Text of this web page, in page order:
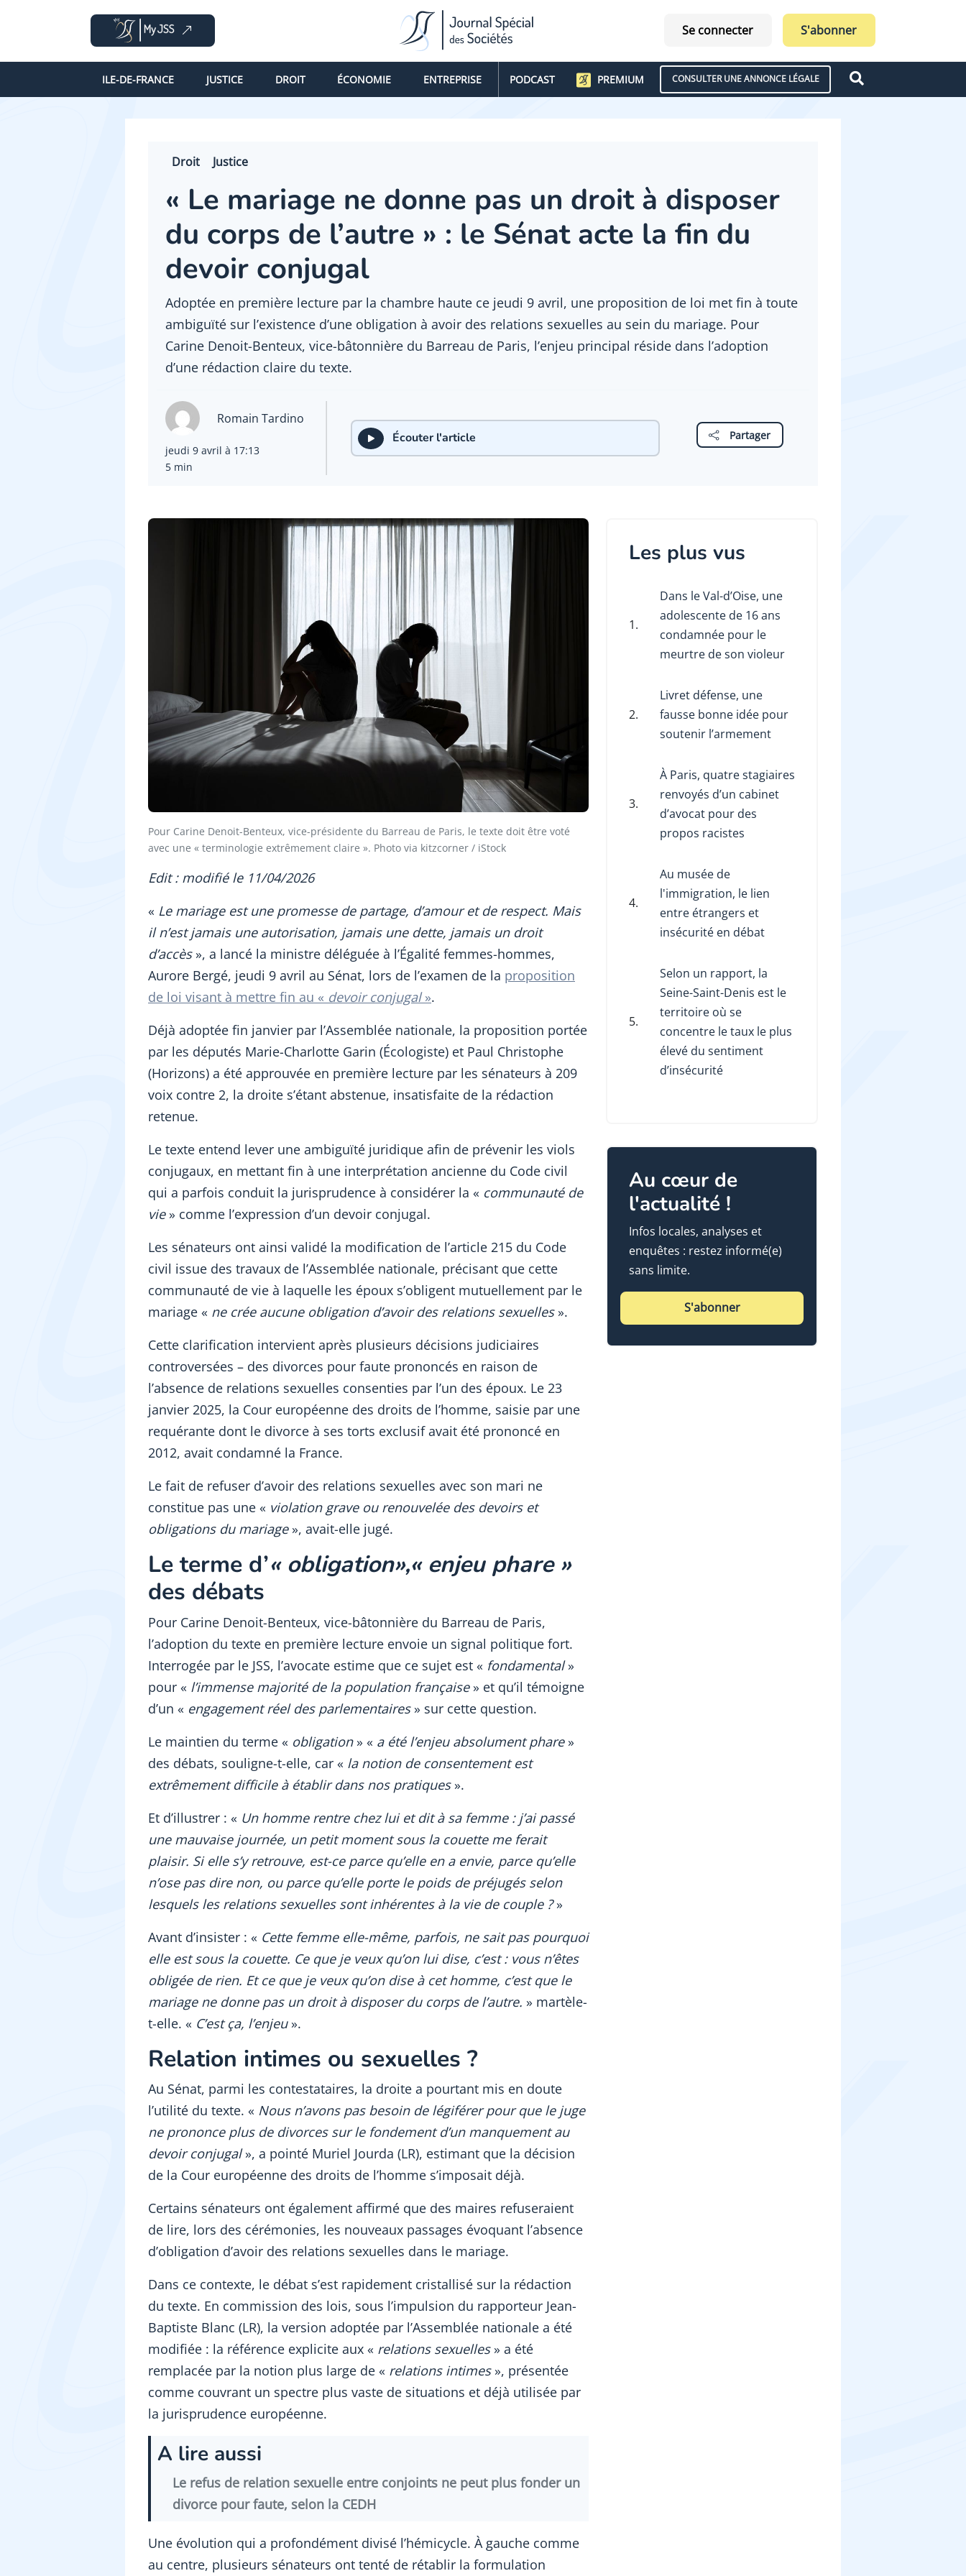
Se connecter S'abonner
ILE-DE-FRANCE JUSTICE DROIT ÉCONOMIE ENTREPRISE PODCAST PREMIUM CONSULTER UNE ANNONCE LÉGALE
Droit Justice
« Le mariage ne donne pas un droit à disposer
du corps de l’autre » : le Sénat acte la fin du
devoir conjugal
Adoptée en première lecture par la chambre haute ce jeudi 9 avril, une proposition de loi met fin à toute
ambiguïté sur l’existence d’une obligation à avoir des relations sexuelles au sein du mariage. Pour
Carine Denoit-Benteux, vice-bâtonnière du Barreau de Paris, l’enjeu principal réside dans l’adoption
d’une rédaction claire du texte.
Romain Tardino
jeudi 9 avril à 17:13
5 min
Écouter l'article Partager
Pour Carine Denoit-Benteux, vice-présidente du Barreau de Paris, le texte doit être voté
avec une « terminologie extrêmement claire ». Photo via kitzcorner / iStock
Edit : modifié le 11/04/2026
« Le mariage est une promesse de partage, d’amour et de respect. Mais
il n’est jamais une autorisation, jamais une dette, jamais un droit
d’accès », a lancé la ministre déléguée à l’Égalité femmes-hommes,
Aurore Bergé, jeudi 9 avril au Sénat, lors de l’examen de la proposition
de loi visant à mettre fin au « devoir conjugal».
Déjà adoptée fin janvier par l’Assemblée nationale, la proposition portée
par les députés Marie-Charlotte Garin (Écologiste) et Paul Christophe
(Horizons) a été approuvée en première lecture par les sénateurs à 209
voix contre 2, la droite s’étant abstenue, insatisfaite de la rédaction
retenue.
Le texte entend lever une ambiguïté juridique afin de prévenir les viols
conjugaux, en mettant fin à une interprétation ancienne du Code civil
qui a parfois conduit la jurisprudence à considérer la « communauté de
vie » comme l’expression d’un devoir conjugal.
Les sénateurs ont ainsi validé la modification de l’article 215 du Code
civil issue des travaux de l’Assemblée nationale, précisant que cette
communauté de vie à laquelle les époux s’obligent mutuellement par le
mariage « ne crée aucune obligation d’avoir des relations sexuelles».
Cette clarification intervient après plusieurs décisions judiciaires
controversées – des divorces pour faute prononcés en raison de
l’absence de relations sexuelles consenties par l’un des époux. Le 23
janvier 2025, la Cour européenne des droits de l’homme, saisie par une
requérante dont le divorce à ses torts exclusif avait été prononcé en
2012, avait condamné la France.
Le fait de refuser d’avoir des relations sexuelles avec son mari ne
constitue pas une « violation grave ou renouvelée des devoirs et
obligations du mariage», avait-elle jugé.
Le terme d’« obligation»,« enjeu phare »
des débats
Pour Carine Denoit-Benteux, vice-bâtonnière du Barreau de Paris,
l’adoption du texte en première lecture envoie un signal politique fort.
Interrogée par le JSS, l’avocate estime que ce sujet est « fondamental»
pour « l’immense majorité de la population française » et qu’il témoigne
d’un « engagement réel des parlementaires » sur cette question.
Le maintien du terme « obligation » « a été l’enjeu absolument phare »
des débats, souligne-t-elle, car « la notion de consentement est
extrêmement difficile à établir dans nos pratiques».
Et d’illustrer : « Un homme rentre chez lui et dit à sa femme : j’ai passé
une mauvaise journée, un petit moment sous la couette me ferait
plaisir. Si elle s’y retrouve, est-ce parce qu’elle en a envie, parce qu’elle
n’ose pas dire non, ou parce qu’elle porte le poids de préjugés selon
lesquels les relations sexuelles sont inhérentes à la vie de couple ?»
Avant d’insister : « Cette femme elle-même, parfois, ne sait pas pourquoi
elle est sous la couette. Ce que je veux qu’on lui dise, c’est : vous n’êtes
obligée de rien. Et ce que je veux qu’on dise à cet homme, c’est que le
mariage ne donne pas un droit à disposer du corps de l’autre. » martèle-
t-elle. « C’est ça, l’enjeu».
Relation intimes ou sexuelles ?
Au Sénat, parmi les contestataires, la droite a pourtant mis en doute
l’utilité du texte. « Nous n’avons pas besoin de légiférer pour que le juge
ne prononce plus de divorces sur le fondement d’un manquement au
devoir conjugal», a pointé Muriel Jourda (LR), estimant que la décision
de la Cour européenne des droits de l’homme s’imposait déjà.
Certains sénateurs ont également affirmé que des maires refuseraient
de lire, lors des cérémonies, les nouveaux passages évoquant l’absence
d’obligation d’avoir des relations sexuelles dans le mariage.
Dans ce contexte, le débat s’est rapidement cristallisé sur la rédaction
du texte. En commission des lois, sous l’impulsion du rapporteur Jean-
Baptiste Blanc (LR), la version adoptée par l’Assemblée nationale a été
modifiée : la référence explicite aux « relations sexuelles» a été
remplacée par la notion plus large de « relations intimes», présentée
comme couvrant un spectre plus vaste de situations et déjà utilisée par
la jurisprudence européenne.
A lire aussi
Le refus de relation sexuelle entre conjoints ne peut plus fonder un
divorce pour faute, selon la CEDH
Une évolution qui a profondément divisé l’hémicycle. À gauche comme
au centre, plusieurs sénateurs ont tenté de rétablir la formulation
Les plus vus
1.
Dans le Val-d’Oise, une
adolescente de 16 ans
condamnée pour le
meurtre de son violeur
2.
Livret défense, une
fausse bonne idée pour
soutenir l’armement
3.
À Paris, quatre stagiaires
renvoyés d’un cabinet
d’avocat pour des
propos racistes
4.
Au musée de
l'immigration, le lien
entre étrangers et
insécurité en débat
5.
Selon un rapport, la
Seine-Saint-Denis est le
territoire où se
concentre le taux le plus
élevé du sentiment
d’insécurité
Au cœur de
l'actualité !
Infos locales, analyses et
enquêtes : restez informé(e)
sans limite.
S'abonner